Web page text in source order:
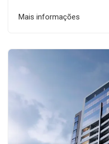
Mais informações